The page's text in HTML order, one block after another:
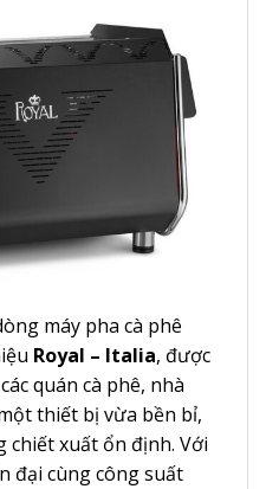
máy pha cà phê
Royal – Italia, được
quán cà phê, nhà
thiết bị vừa bền bỉ,
chiết xuất ổn định. Với
đại cùng công suất